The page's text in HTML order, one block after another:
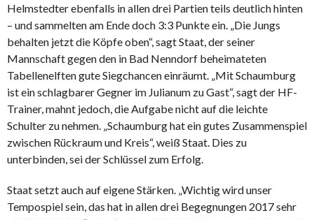
Helmstedter ebenfalls in allen drei Partien teils deutlich hinten
– und sammelten am Ende doch 3:3 Punkte ein. „Die Jungs
behalten jetzt die Köpfe oben“, sagt Staat, der seiner
Mannschaft gegen den in Bad Nenndorf beheimateten
Tabellenelften gute Siegchancen einräumt. „Mit Schaumburg
ist ein schlagbarer Gegner im Julianum zu Gast“, sagt der HF-
Trainer, mahnt jedoch, die Aufgabe nicht auf die leichte
Schulter zu nehmen. „Schaumburg hat ein gutes Zusammenspiel
zwischen Rückraum und Kreis“, weiß Staat. Dies zu
unterbinden, sei der Schlüssel zum Erfolg.
Staat setzt auch auf eigene Stärken. „Wichtig wird unser
Tempospiel sein, das hat in allen drei Begegnungen 2017 sehr